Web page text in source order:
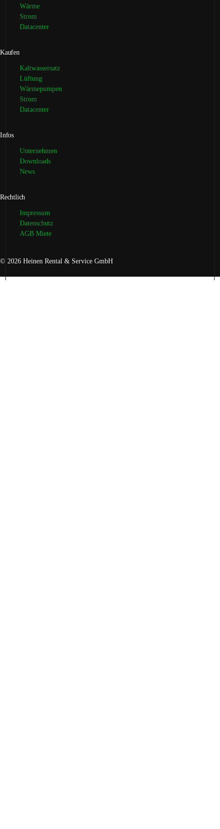
Wärme
Strom
Datacenter
Kaufen
Kaltwassersatz
Lüftung
Wärmepumpen
Strom
Datacenter
Infos
Unternehmen
Downloads
News
Rechtlich
Impressum
Datenschutz
AGB Miete
© 2026 Heinen Rental & Service GmbH